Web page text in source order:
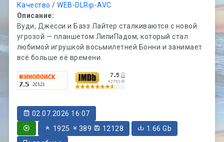
Качество /WEB-DLRip-AVC
Описание:
Вуди, Джесси и Базз Лайтер сталкиваются с новой
угрозой — планшетом ЛилиПадом, который стал
любимой игрушкой восьмилетней Бонни и занимает
всё больше её времени.
02.07.2026 16:07
1925
389 12128
1.66 Gb